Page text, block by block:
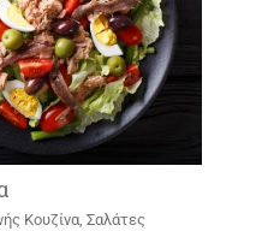
Κουζίνα, Σαλάτες